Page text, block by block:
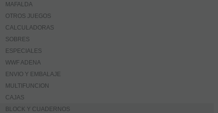
MAFALDA
OTROS JUEGOS
CALCULADORAS
SOBRES
ESPECIALES
WWF ADENA
ENVIO Y EMBALAJE
MULTIFUNCION
CAJAS
BLOCK Y CUADERNOS